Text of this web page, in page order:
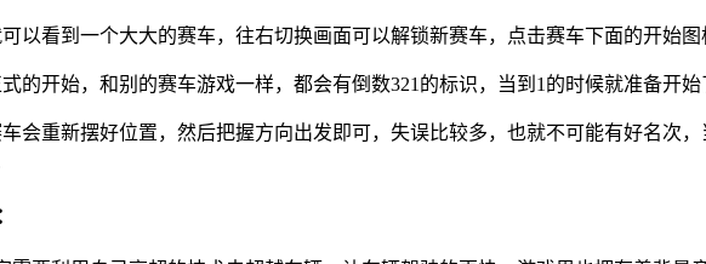
以看到一个大大的赛车，往右切换画面可以解锁新赛车，点击赛车下面的开始图
的开始，和别的赛车游戏一样，都会有倒数321的标识，当到1的时候就准备开始
会重新摆好位置，然后把握方向出发即可，失误比较多，也就不可能有好名次